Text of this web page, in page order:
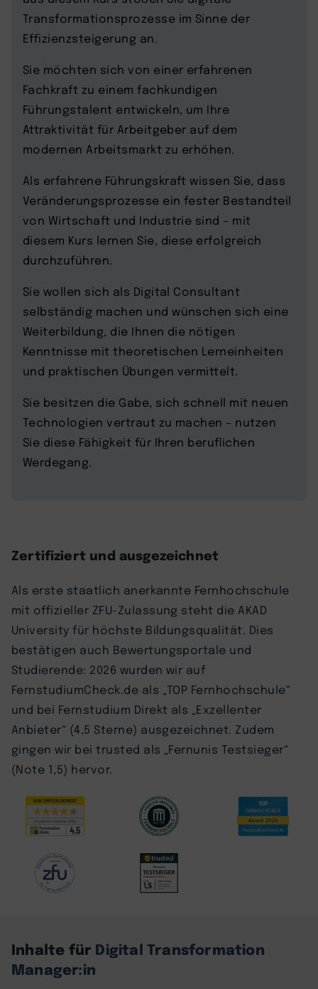
Transformationsprozesse im Sinne der
Effizienzsteigerung an.
Sie möchten sich von einer erfahrenen
Fachkraft zu einem fachkundigen
Führungstalent entwickeln, um Ihre
Attraktivität für Arbeitgeber auf dem
modernen Arbeitsmarkt zu erhöhen.
Als erfahrene Führungskraft wissen Sie, dass
Veränderungsprozesse ein fester Bestandteil
von Wirtschaft und Industrie sind – mit
diesem Kurs lernen Sie, diese erfolgreich
durchzuführen.
Sie wollen sich als Digital Consultant
selbständig machen und wünschen sich eine
Weiterbildung, die Ihnen die nötigen
Kenntnisse mit theoretischen Lerneinheiten
und praktischen Übungen vermittelt.
Sie besitzen die Gabe, sich schnell mit neuen
Technologien vertraut zu machen – nutzen
Sie diese Fähigkeit für Ihren beruflichen
Werdegang.
Zertifiziert und ausgezeichnet
Als erste staatlich anerkannte Fernhochschule
mit offizieller ZFU-Zulassung steht die AKAD
University für höchste Bildungsqualität. Dies
bestätigen auch Bewertungsportale und
Studierende: 2026 wurden wir auf
FernstudiumCheck.de als „TOP Fernhochschule“
und bei Fernstudium Direkt als „Exzellenter
Anbieter“ (4,5 Sterne) ausgezeichnet. Zudem
gingen wir bei trusted als „Fernunis Testsieger“
(Note 1,5) hervor.
Inhalte für Digital Transformation
Manager:in